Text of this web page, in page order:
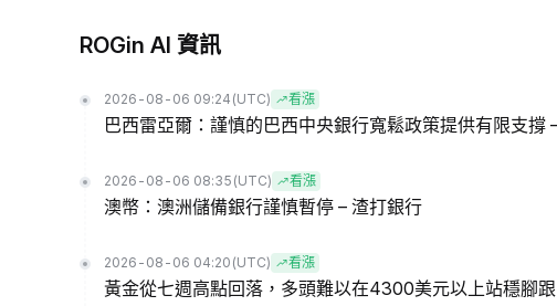
ROGin AI 資訊
2026-08-06 09:24 (UTC) 看漲
巴西雷亞爾：謹慎的巴西中央銀行寬鬆政策提供有限支撐
2026-08-06 08:35 (UTC) 看漲
澳幣：澳洲儲備銀行謹慎暫停 – 渣打銀行
2026-08-06 04:20 (UTC) 看漲
黃金從七週高點回落，多頭難以在4300美元以上站穩腳跟